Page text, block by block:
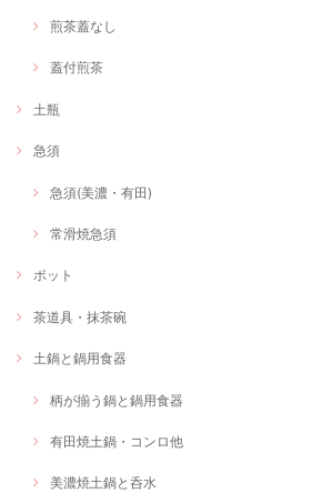
煎茶蓋なし
蓋付煎茶
土瓶
急須
急須(美濃・有田)
常滑焼急須
ポット
茶道具・抹茶碗
土鍋と鍋用食器
柄が揃う鍋と鍋用食器
有田焼土鍋・コンロ他
美濃焼土鍋と呑水